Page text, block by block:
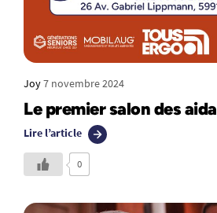
Joy7 novembre 2024
Le premier salon des
Lire l’article
0